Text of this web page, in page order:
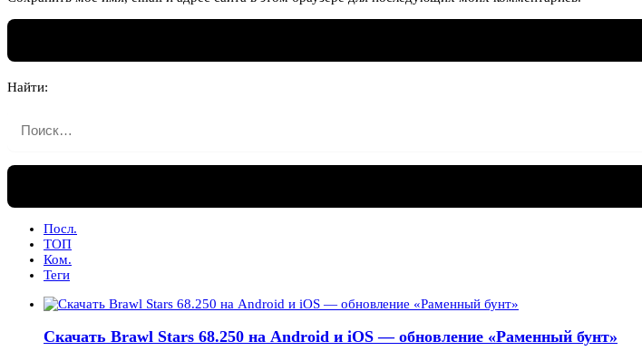
Найти:
Посл.
ТОП
Ком.
Теги
Скачать Brawl Stars 68.250 на Android и iOS — обновление «Раменный бунт»